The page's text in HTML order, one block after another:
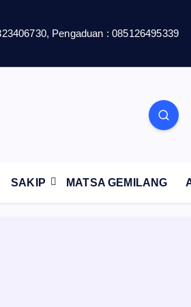
Pengaduan : 085126495339
SAKIP MATSA GEMILANG